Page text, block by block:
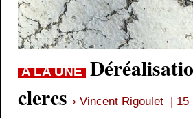
A LA UNE
clercs › Vincent Rigoulet | 15